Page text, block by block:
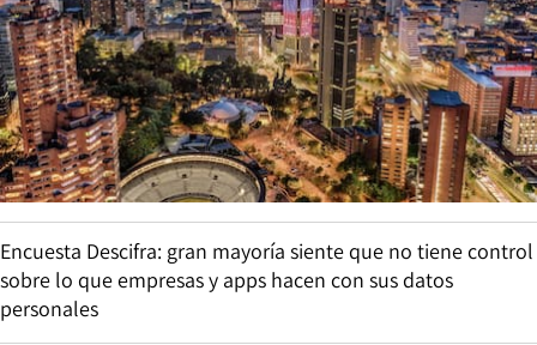
Encuesta Descifra: gran mayoría siente que no tiene control
sobre lo que empresas y apps hacen con sus datos
personales